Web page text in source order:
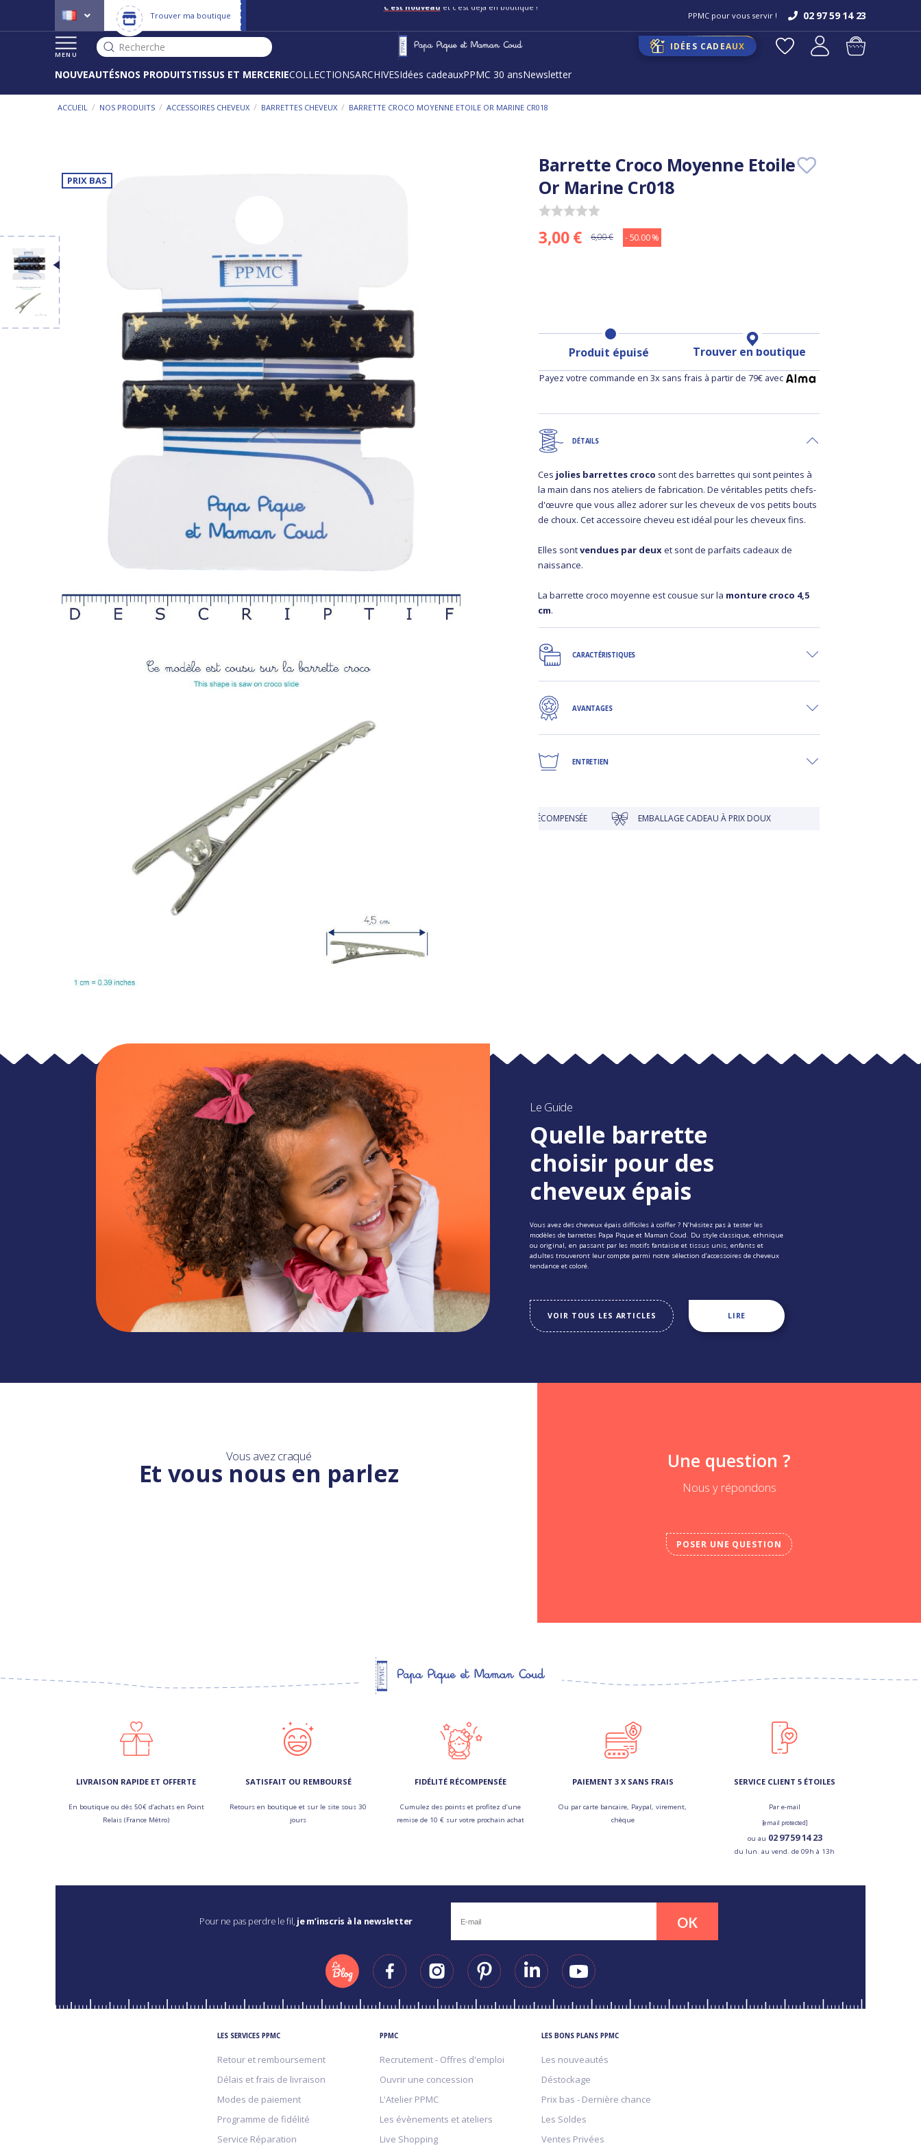
Trouver ma boutique
C'est nouveau et c'est déjà en boutique !
PPMC pour vous servir !
02 97 59 14 23
MENU
Recherche IDÉES CADEAUX
NOUVEAUTÉSNOS PRODUITSTISSUS ET MERCERIECOLLECTIONSARCHIVESIdées cadeauxPPMC 30 ansNewsletter
ACCUEIL / NOS PRODUITS / ACCESSOIRES CHEVEUX / BARRETTES CHEVEUX / BARRETTE CROCO MOYENNE ETOILE OR MARINE CR018
PRIX BAS
Barrette Croco Moyenne Etoile
Or Marine Cr018
3,00 € 6,00 € - 50.00 %
Produit épuisé Trouver en boutique
Payez votre commande en 3x sans frais à partir de 79€ avec
DÉTAILS
Ces jolies barrettes croco sont des barrettes qui sont peintes à
la main dans nos ateliers de fabrication. De véritables petits chefs-
d'œuvre que vous allez adorer sur les cheveux de vos petits bouts
de choux. Cet accessoire cheveu est idéal pour les cheveux fins.
Elles sontvendues par deuxet sont de parfaits cadeaux de
naissance.
La barrette croco moyenne est cousue sur la monture croco 4,5
cm.
CARACTÉRISTIQUES
AVANTAGES
ENTRETIEN
LIVRAISON OFFERTE EN BOUTIQUE JUSQU'À 30 JOURS POUR CHANGER D'AVIS FIDÉLITÉ RÉCOMPENSÉE EMBALLAGE CADEAU À PRIX DOUX
Le Guide
Quelle barrette
choisir pour des
cheveux épais
Vous avez des cheveux épais difficiles à coiffer ? N’hésitez pas à tester les
modèles de barrettes Papa Pique et Maman Coud. Du style classique, ethnique
ou original, en passant par les motifs fantaisie et tissus unis, enfants et
adultes trouveront leur compte parmi notre sélection d’accessoires de cheveux
tendance et coloré.
VOIR TOUS LES ARTICLES LIRE
Vous avez craqué
Et vous nous en parlez Une question ?
Nous y répondons
POSER UNE QUESTION
LIVRAISON RAPIDE ET OFFERTE
En boutique ou dès 50€ d’achats en Point
Relais (France Métro)
SATISFAIT OU REMBOURSÉ
Retours en boutique et sur le site sous 30
jours
FIDÉLITÉ RÉCOMPENSÉE
Cumulez des points et profitez d’une
remise de 10 € sur votre prochain achat
PAIEMENT 3 X SANS FRAIS
Ou par carte bancaire, Paypal, virement,
chèque
SERVICE CLIENT 5 ÉTOILES
Par e-mail
[email protected]
ou au 02 97 59 14 23
du lun. au vend. de 09h à 13h
Pour ne pas perdre le fil, je m’inscris à la newsletter OK
LES SERVICES PPMC
Retour et remboursement
Délais et frais de livraison
Modes de paiement
Programme de fidélité
Service Réparation
PPMC
Recrutement - Offres d'emploi
Ouvrir une concession
L'Atelier PPMC
Les évènements et ateliers
Live Shopping
LES BONS PLANS PPMC
Les nouveautés
Déstockage
Prix bas - Dernière chance
Les Soldes
Ventes Privées